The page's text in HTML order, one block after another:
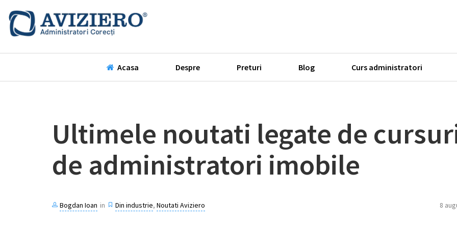
Acasa Despre Preturi Blog Curs administratori
Ultimele noutati legate de
de administratori imobile
Bogdan Ioan in Din industrie, Noutati Aviziero 8